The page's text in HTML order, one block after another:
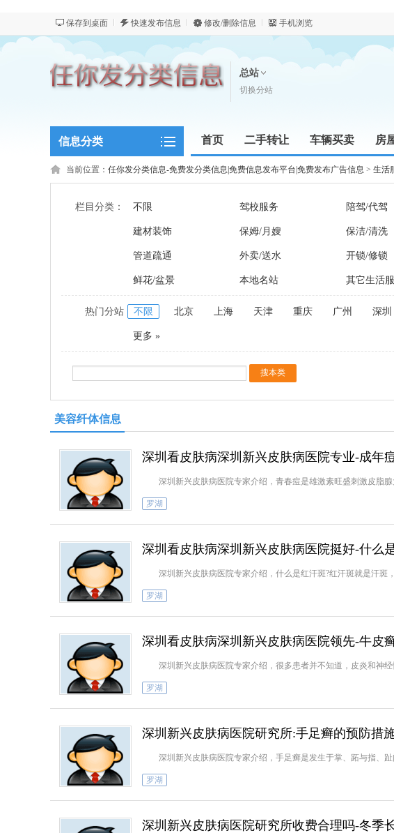
保存到桌面 快速发布信息 修改/删除信息 手机浏览
总站
切换分站
信息分类 首页 二手转让 车辆买卖 房
新闻资讯
当前位置： 任你发分类信息-免费发分类信息|免费信息发布平台|免费发布广告信息 > 生活
栏目分类： 不限 驾校服务 陪驾/代驾
建材装饰 保姆/月嫂 保洁/清洗
管道疏通 外卖/送水 开锁/修锁
鲜花/盆景 本地名站 其它生活
热门分站 不限 北京 上海 天津 重庆 广州 深圳
更多 »
美容纤体信息
深圳看皮肤病深圳新兴皮肤病医院专业-成年
深圳新兴皮肤病医院专家介绍，青春痘是雄激素旺盛刺激皮脂腺
罗湖
深圳看皮肤病深圳新兴皮肤病医院挺好-什么
深圳新兴皮肤病医院专家介绍，什么是红汗斑?红汗斑就是汗斑
罗湖
深圳看皮肤病深圳新兴皮肤病医院领先-牛皮
深圳新兴皮肤病医院专家介绍，很多患者并不知道，皮炎和神经
罗湖
深圳新兴皮肤病医院研究所:手足癣的预防措
深圳新兴皮肤病医院专家介绍，手足癣是发生于掌、跖与指、趾
罗湖
深圳新兴皮肤病医院研究所收费合理吗-冬季